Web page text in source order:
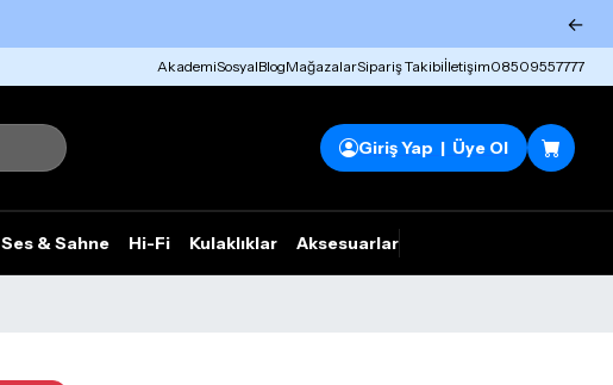
←
AkademiSosyalBlogMağazalarSipariş Takibiİletişim08509557777
Giriş Yap | Üye Ol
Ses & Sahne Hi-Fi Kulaklıklar Aksesuarlar